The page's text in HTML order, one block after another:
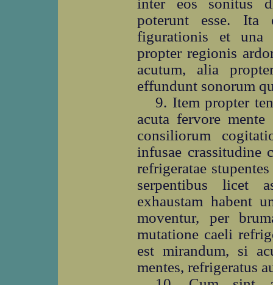
poterunt esse. Ita
figurationis et una
propter regionis
acutum, alia
effundunt sonorum
9. Item propter
acuta fervore
consiliorum
infusae crassitudine
refrigeratae
serpentibus licet
exhaustam habent
moventur, per
mutatione caeli
est mirandum, si
mentes, refrigeratus